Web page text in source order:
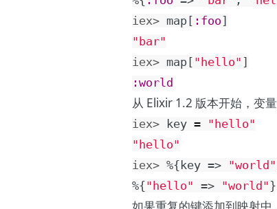
iex> map [ :foo]
"bar"
iex> map [ "hello" ]
:world
从 Elixir 1.2 版本开始，变
iex> key = "hello"
"hello"
iex> %{ key => "world"
%{"hello" => "world"}